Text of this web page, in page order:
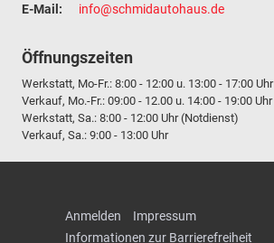
E-Mail:
info@schmidautohaus.de
Öffnungszeiten
Werkstatt, Mo-Fr.: 8:00 - 12:00 u. 13:00 - 17:00 Uhr
Verkauf, Mo.-Fr.: 09:00 - 12.00 u. 14:00 - 19:00 Uhr
Werkstatt, Sa.: 8:00 - 12:00 Uhr (Notdienst)
Verkauf, Sa.: 9:00 - 13:00 Uhr
Anmelden
Impressum
Informationen zur Barrierefreiheit